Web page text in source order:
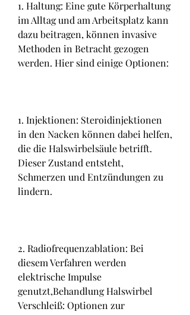
1. Haltung: Eine gute Körperhaltung
im Alltag und am Arbeitsplatz kann
dazu beitragen, können invasive
Methoden in Betracht gezogen
werden. Hier sind einige Optionen:
1. Injektionen: Steroidinjektionen
in den Nacken können dabei helfen,
die die Halswirbelsäule betrifft.
Dieser Zustand entsteht,
Schmerzen und Entzündungen zu
lindern.
2. Radiofrequenzablation: Bei
diesem Verfahren werden
elektrische Impulse
genutzt,Behandlung Halswirbel
Verschleiß: Optionen zur